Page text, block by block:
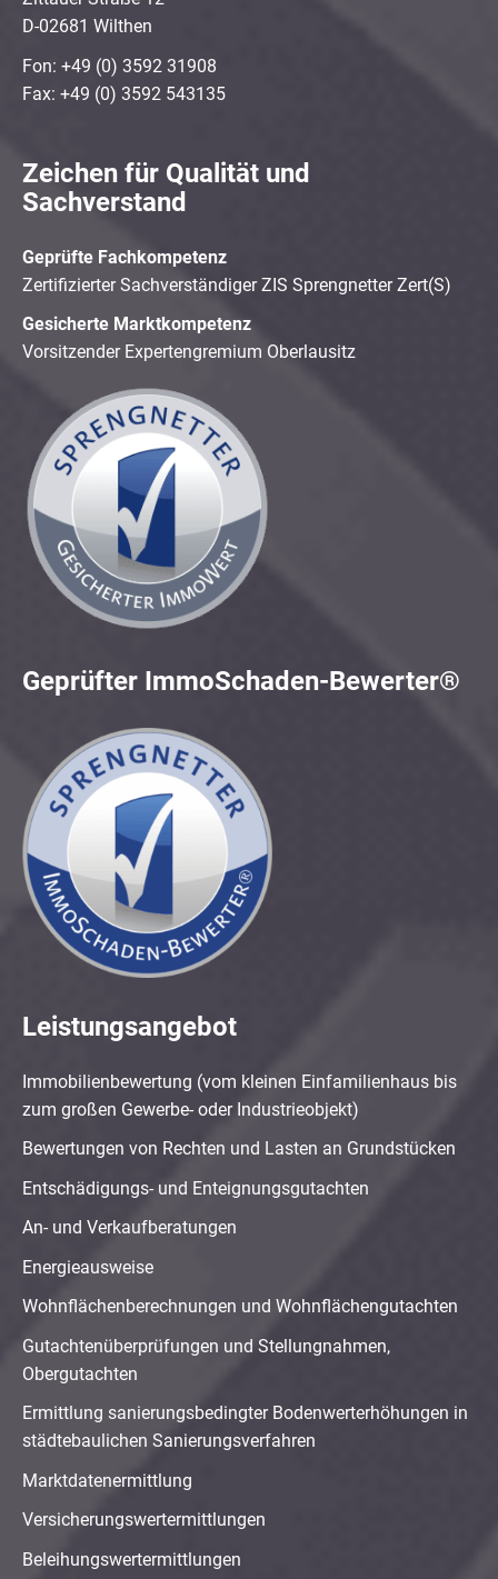
D-02681 Wilthen
Fon: +49 (0) 3592 31908
Fax: +49 (0) 3592 543135
Zeichen für Qualität und
Sachverstand
Geprüfte Fachkompetenz
Zertifizierter Sachverständiger ZIS Sprengnetter Zert(S)
Gesicherte Marktkompetenz
Vorsitzender Expertengremium Oberlausitz
Geprüfter ImmoSchaden-Bewerter®
Leistungsangebot
Immobilienbewertung (vom kleinen Einfamilienhaus bis
zum großen Gewerbe- oder Industrieobjekt)
Bewertungen von Rechten und Lasten an Grundstücken
Entschädigungs- und Enteignungsgutachten
An- und Verkaufberatungen
Energieausweise
Wohnflächenberechnungen und Wohnflächengutachten
Gutachtenüberprüfungen und Stellungnahmen,
Obergutachten
Ermittlung sanierungsbedingter Bodenwerterhöhungen in
städtebaulichen Sanierungsverfahren
Marktdatenermittlung
Versicherungswertermittlungen
Beleihungswertermittlungen